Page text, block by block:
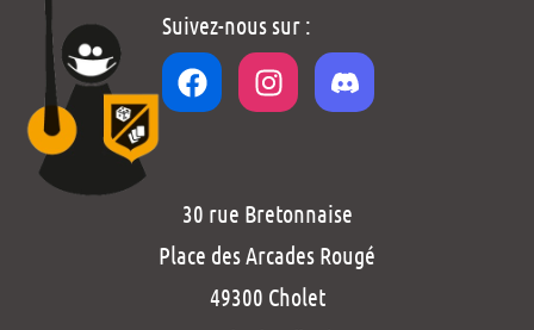
Suivez-nous sur :
30 rue Bretonnaise
Place des Arcades Rougé
49300 Cholet